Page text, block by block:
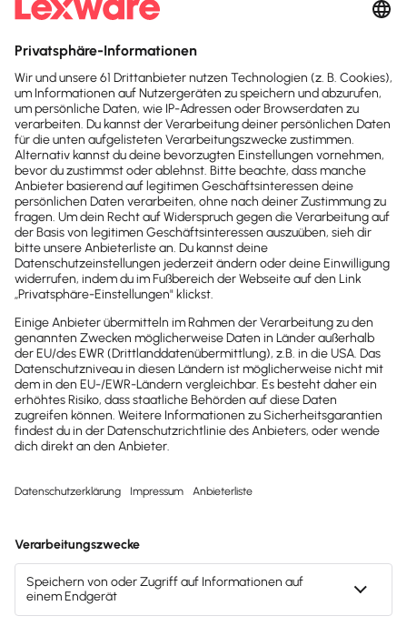
Newsletter
Brandheiße
News direkt in
dein Postfach
Möchtest du zukünftig
wichtige News zu
Gesetzesänderungen,
hilfreiche Praxis-Tipps und
kostenlose Tools für
Unternehmen erhalten?
Dann abonniere unseren